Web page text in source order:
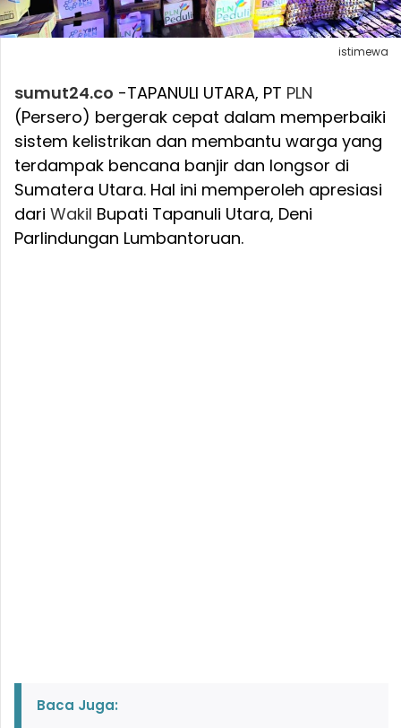
istimewa
sumut24.co -TAPANULI UTARA, PT PLN
(Persero) bergerak cepat dalam memperbaiki
sistem kelistrikan dan membantu warga yang
terdampak bencana banjir dan longsor di
Sumatera Utara. Hal ini memperoleh apresiasi
dari Wakil Bupati Tapanuli Utara, Deni
Parlindungan Lumbantoruan.
Baca Juga: